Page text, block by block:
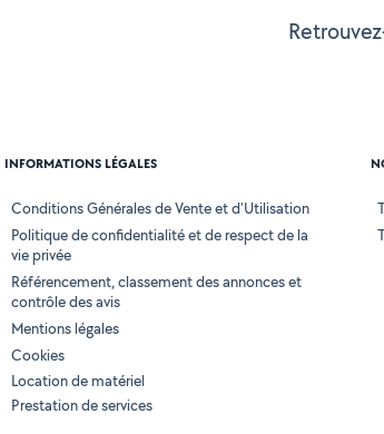
INFORMATIONS LÉGALES
Conditions Générales de Vente et d'Utilisation
Politique de confidentialité et de respect de la
vie privée
Référencement, classement des annonces et
contrôle des avis
Mentions légales
Cookies
Location de matériel
Prestation de services